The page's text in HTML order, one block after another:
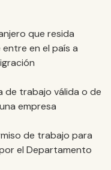
que resida
en el país a
de trabajo válida o de
empresa
de trabajo para
el Departamento